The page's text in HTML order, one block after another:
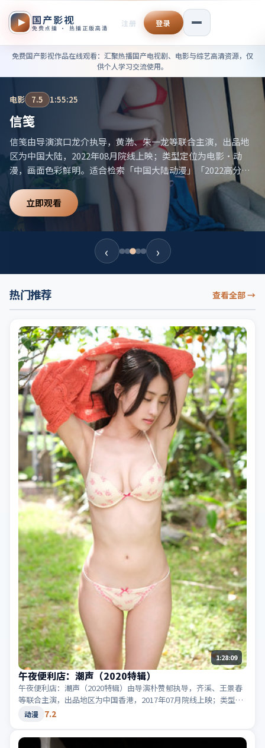
国产影视
免费点播 · 热播正版高清
注册 登录
免费国产影视作品在线观看——
免费国产影视作品在线观看：汇聚热播国产电视剧、电影与综艺高清资源，仅
供个人学习交流使用。
电影 7.5 1:55:25
信笺
信笺由导演滨口龙介执导，黄渤、朱一龙等联合主演，出品地
区为中国大陆，2022年08月院线上映；类型定位为电影·动
漫，画面色彩鲜明。适合检索「中国大陆动漫」「2022高分电
影」等相关关键词。
立即观看
‹ ›
热门推荐 查看全部→
1:28:09
午夜便利店：潮声（2020特辑）
午夜便利店：潮声（2020特辑）由导演朴赞郁执导，齐溪、王景春
等联合主演，出品地区为中国香港，2017年07月院线上映；类型定
位为动漫·惊悚，音效与剪辑节奏凌厉。适合检索「中国香港惊
动漫 7.2